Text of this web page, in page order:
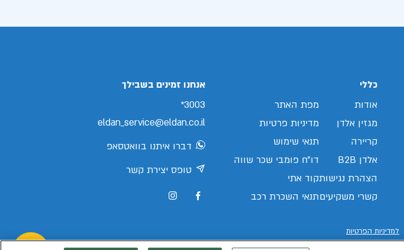
כללי
אודות
מגזין אלדן
קריירה
אלדן B2B
הצהרת נגישות
קשרי משקיעים
מפת האתר
מדיניות פרטיות
תנאי שימוש
דו"ח פומבי שכר שווה
קוד אתי
תנאי השכרת רכב
אנחנו זמינים בשבילך
3003*
eldan_service@eldan.co.il
דברו איתנו בוואטסאפ
טופס יצירת קשר
למדיניות הפרטיות